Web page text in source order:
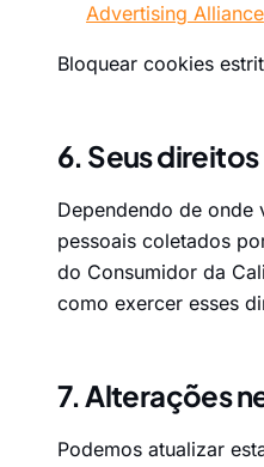
Advertising Alliance
Bloquear cookies
6. Seus direitos
Dependendo de
pessoais coletados
do Consumidor da
como exercer esses
7. Alterações
Podemos atualizar